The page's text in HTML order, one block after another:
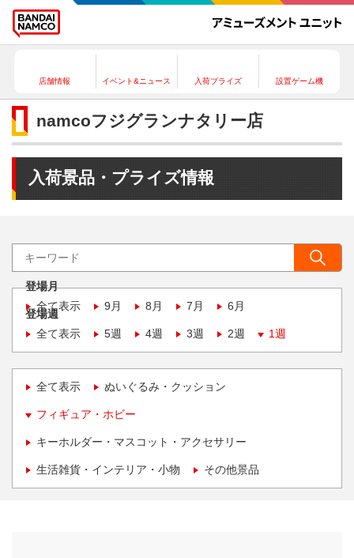
店舗情報 イベント&ニュース 入荷プライズ 設置ゲーム機
namcoフジグランナタリー店
入荷景品・プライズ情報
登場月
全て表示
9月 8月 7月 6月
登場週
全て表示
5週 4週 3週 2週 1週
全て表示 ぬいぐるみ・クッション
フィギュア・ホビー
キーホルダー・マスコット・アクセサリー
生活雑貨・インテリア・小物 その他景品